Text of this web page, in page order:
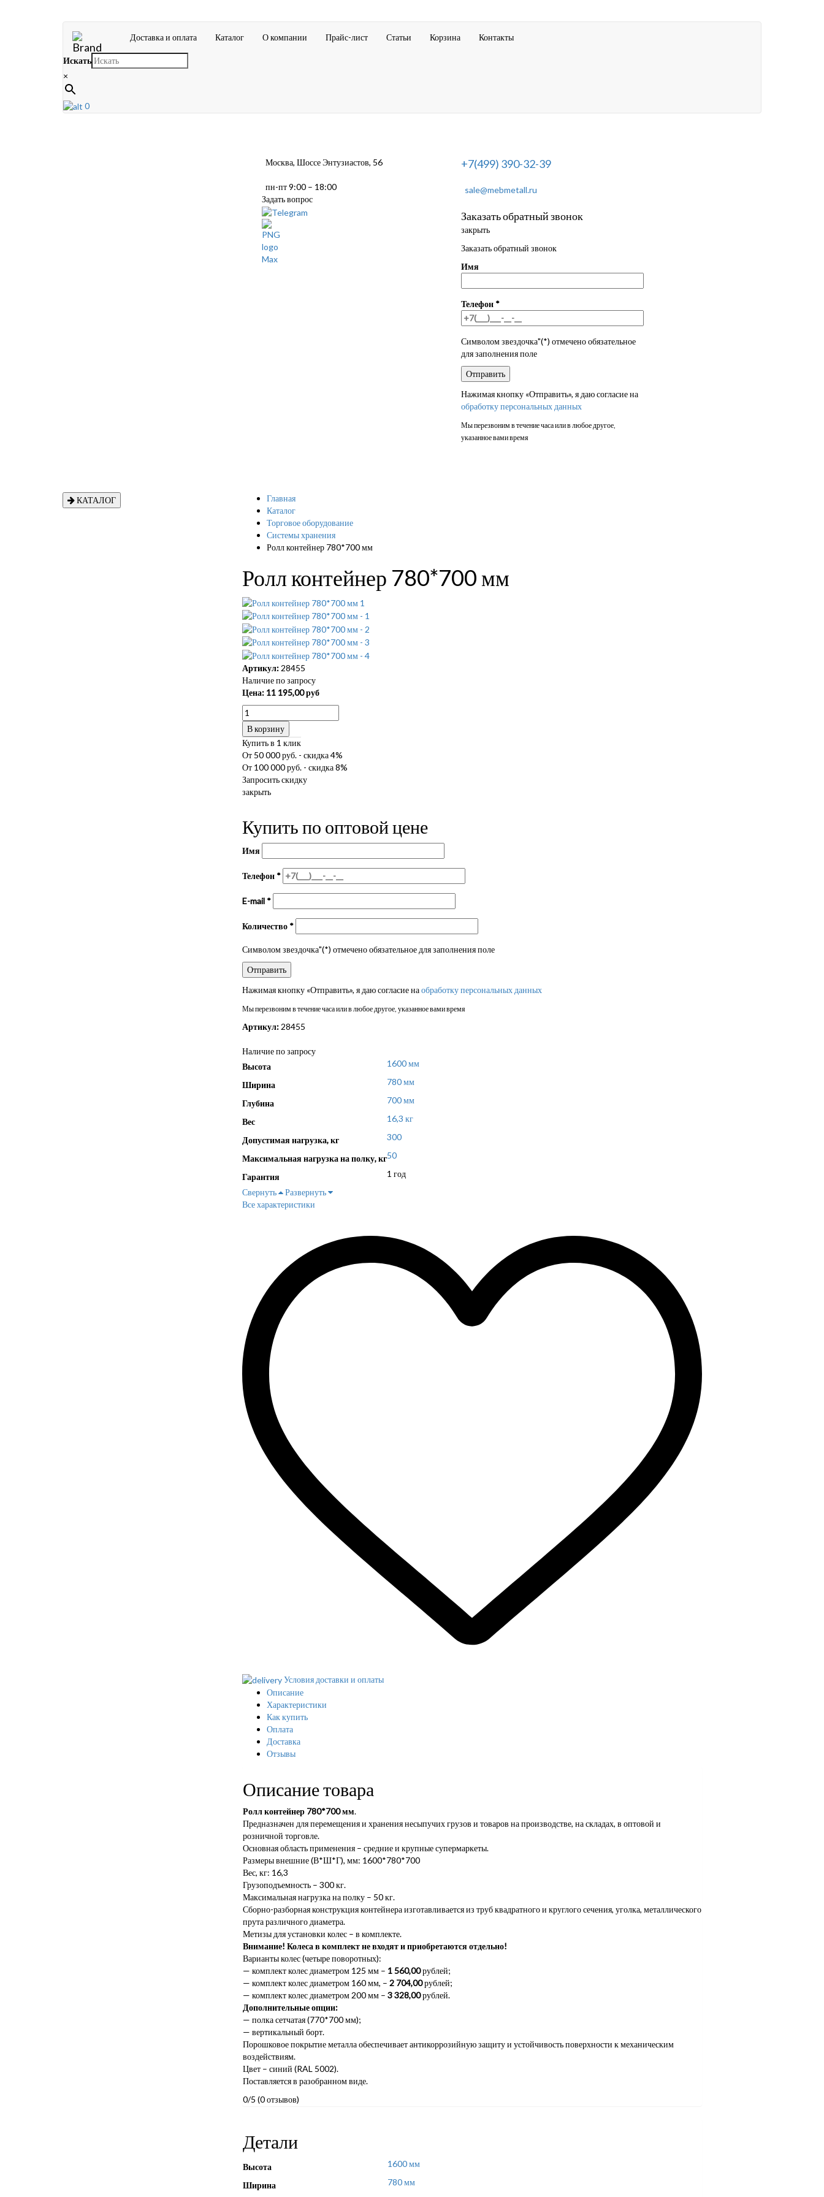
Доставка и оплата Каталог О компании Прайс-лист Статьи Корзина Контакты
Искать
×
0
Москва, Шоссе Энтузиастов, 56
пн-пт 9:00 – 18:00
Задать вопрос
+7(499) 390-32-39
sale@mebmetall.ru
Заказать обратный звонок
закрыть
Заказать обратный звонок
Имя
Телефон *
Символом звездочка"(*) отмечено обязательное
для заполнения поле
Нажимая кнопку «Отправить», я даю согласие на
обработку персональных данных
Мы перезвоним в течение часа или в любое другое,
указанное вами время
КАТАЛОГ
Главная
Каталог
Торговое оборудование
Системы хранения
Ролл контейнер 780*700 мм
Ролл контейнер 780*700 мм
Артикул:28455
Наличие по запросу
Цена: 11 195,00руб
В корзину
Купить в 1 клик
От 50 000 руб. - скидка 4%
От 100 000 руб. - скидка 8%
Запросить скидку
закрыть
Купить по оптовой цене
Имя
Телефон *
E-mail *
Количество *
Символом звездочка"(*) отмечено обязательное для заполнения поле
Нажимая кнопку «Отправить», я даю согласие наобработку персональных данных
Мы перезвоним в течение часа или в любое другое, указанное вами время
Артикул:28455
Наличие по запросу
Высота
1600 мм
Ширина 780 мм
Глубина 700 мм
Вес 16,3 кг
Допустимая нагрузка, кг 300
Максимальная нагрузка на полку, кг50
Гарантия
1 год
Свернуть
Развернуть
Все характеристики
Условия доставки и оплаты
Описание
Характеристики
Как купить
Оплата
Доставка
Отзывы
Описание товара
Ролл контейнер 780*700 мм.
Предназначен для перемещения и хранения несыпучих грузов и товаров на производстве, на складах, в оптовой и
розничной торговле.
Основная область применения – средние и крупные супермаркеты.
Размеры внешние (В*Ш*Г), мм: 1600*780*700
Вес, кг: 16,3
Грузоподъемность – 300 кг.
Максимальная нагрузка на полку – 50 кг.
Сборно-разборная конструкция контейнера изготавливается из труб квадратного и круглого сечения, уголка, металлического
прута различного диаметра.
Метизы для установки колес – в комплекте.
Внимание! Колеса в комплект не входят и приобретаются отдельно!
Варианты колес (четыре поворотных):
— комплект колес диаметром 125 мм – 1 560,00рублей;
— комплект колес диаметром 160 мм, – 2 704,00рублей;
— комплект колес диаметром 200 мм – 3 328,00рублей.
Дополнительные опции:
— полка сетчатая (770*700 мм);
— вертикальный борт.
Порошковое покрытие металла обеспечивает антикоррозийную защиту и устойчивость поверхности к механическим
воздействиям.
Цвет – синий (RAL 5002).
Поставляется в разобранном виде.
0/5 (0 отзывов)
Детали
Высота 1600 мм
Ширина
780 мм